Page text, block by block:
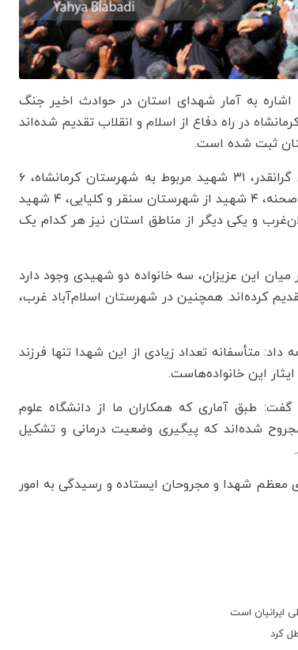
اشاره به آمار شهدای استان در حوادث اخیر جنگ
کرد: تاکنون ۶۱ شهید از استان کرمانشاه در راه دفاع از اسلام و انقلاب تقدیم شده‌اند
ثبت شده است.
وی در تشریح جزئیات آماری این شهدا افزود: از مجموع شهدای گرانقدر، ۳۱ شهید مربوط به شهرستان کرمانشاه، ۶
شهید مربوط به کنگاور، ۷ شهید از شهرستان هرسین، ۵ شهید از صحنه، ۴ شهید از شهرستان سنقر و کلیایی، ۴ شهید
گیلان‌غرب و یکی دیگر از مناطق استان نیز هر کدام یک
میان این عزیزان، سه خانواده دو شهیدی وجود دارد
کرده‌اند. همچنین در شهرستان اسلام‌آباد غرب،
داد: متأسفانه تعداد زیادی از این شهدا تنها فرزند
این خانواده‌هاست.
طبق آماری که همکاران ما از دانشگاه علوم
تاکنون ۵۳۲ نفر در این وقایع مجروح شده‌اند که پیگیری وضعیت درمانی و تشکیل
معظم شهدا و مجروحان ایستاده و رسیدگی به امور
ایرانیان است
کرد